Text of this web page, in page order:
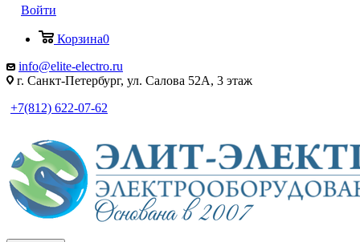
Войти
Корзина0
info@elite-electro.ru
г. Санкт-Петербург, ул. Салова 52А, 3 этаж
+7(812) 622-07-62